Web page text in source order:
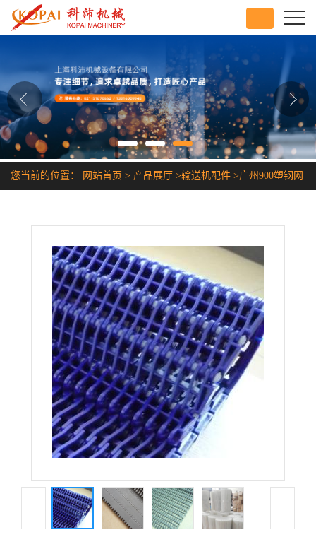
公司介绍
公司动态
产品展厅
证书荣誉
您当前的位置： 网站首页 > 产品展厅 >输送机配件 >广州900塑钢网